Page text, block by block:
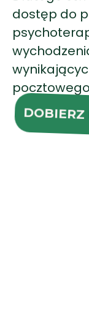
DOBIERZ